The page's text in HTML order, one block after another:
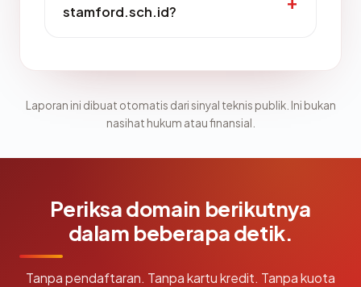
stamford.sch.id?
Laporan ini dibuat otomatis dari sinyal teknis publik. Ini bukan
nasihat hukum atau finansial.
Periksa domain berikutnya
dalam beberapa detik.
Tanpa pendaftaran. Tanpa kartu kredit. Tanpa kuota